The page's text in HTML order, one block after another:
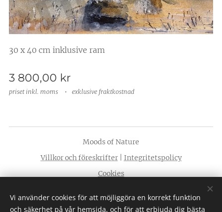
30 x 40 cm inklusive ram
3 800,00 kr
priset inkl. moms exklusive fraktkostnad
Moods of Nature
Villkor och föreskrifter| Integritetspolicy
Cookies
Språk
Svenska
American English
Vi använder cookies för att möjliggöra en korrekt funktion
och säkerhet på vår hemsida, och för att erbjuda dig bästa